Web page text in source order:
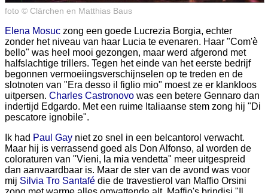
foto © Clärchen en Matthias Baus
Elena Mosuc zong een goede Lucrezia Borgia, echter
zonder het niveau van haar Lucia te evenaren. Haar "Com'è
bello" was heel mooi gezongen, maar werd afgerond met
halfslachtige trillers. Tegen het einde van het eerste bedrijf
begonnen vermoeiingsverschijnselen op te treden en de
slotnoten van "Era desso il figlio mio" moest ze er klankloos
uitpersen. Charles Castronovo was een betere Gennaro dan
indertijd Edgardo. Met een ruime Italiaanse stem zong hij "Di
pescatore ignobile".
Ik had Paul Gay niet zo snel in een belcantorol verwacht.
Maar hij is verrassend goed als Don Alfonso, al worden de
coloraturen van "Vieni, la mia vendetta" meer uitgespreid
dan aanvaardbaar is. Maar de ster van de avond was voor
mij Silvia Tro Santafé die de travestierol van Maffio Orsini